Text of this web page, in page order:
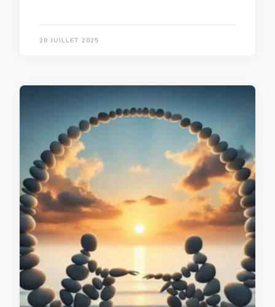
28 JUILLET 2025